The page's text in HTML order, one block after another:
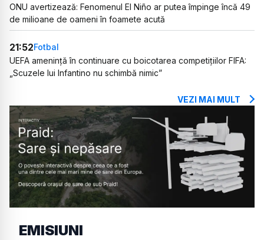
ONU avertizează: Fenomenul El Niño ar putea împinge încă 49
de milioane de oameni în foamete acută
21:52Fotbal
UEFA amenință în continuare cu boicotarea competițiilor FIFA:
„Scuzele lui Infantino nu schimbă nimic”
VEZI MAI MULT
EMISIUNI